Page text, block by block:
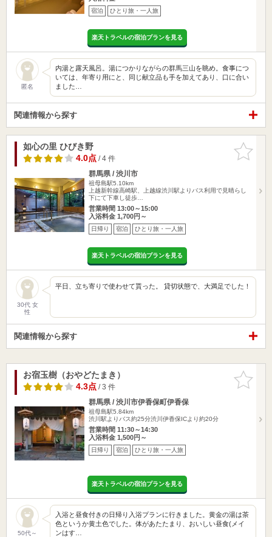
宿泊 ひとり旅・一人旅
楽天トラベルの宿泊プランを見る
匿名
内湯と露天風呂。湯につかりながらの群馬三山を眺め。食事につ
いては、年寄り用にと、同じ献立品も手を加えてあり、口に合い
ました…
関連情報から探す
お気に入
りに追加
如心の里 ひびき野
4.0点/ 4 件
群馬県 / 渋川市
祖母島駅5.10km
上越新幹線高崎駅、上越線渋川駅よりバス利用で見晴らし
下にて下車し徒歩…
営業時間 13:00～15:00
入浴料金 1,700円～
日帰り 宿泊 ひとり旅・一人旅
楽天トラベルの宿泊プランを見る
30代 女
性
平日、立ち寄りで使わせて貰った。 貸切状態で、大満足でした！
関連情報から探す
お気に入
りに追加
お宿玉樹（おやどたまき）
4.3点/ 3 件
群馬県 / 渋川市伊香保町伊香保
祖母島駅5.84km
渋川駅よりバス約25分渋川伊香保ICより約20分
営業時間 11:30～14:30
入浴料金 1,500円～
日帰り 宿泊 ひとり旅・一人旅
楽天トラベルの宿泊プランを見る
50代～
入浴と昼食付きの日帰り入浴プランに行きました。黄金の湯は茶
色というか黄土色でした。体があたたまり、おいしい昼食(メイ
ンはす…